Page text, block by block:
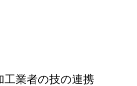
業者の技の連携